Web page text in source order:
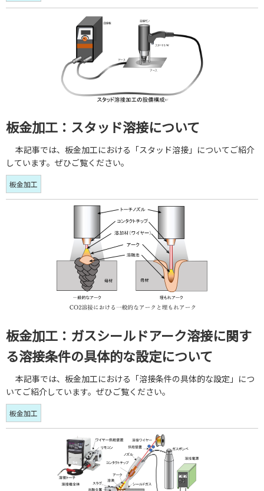
板金加工：スタッド溶接について
本記事では、板金加工における「スタッド溶接」についてご紹介
しています。ぜひご覧ください。
板金加工
板金加工：ガスシールドアーク溶接に関す
る溶接条件の具体的な設定について
本記事では、板金加工における「溶接条件の具体的な設定」につ
いてご紹介しています。ぜひご覧ください。
板金加工